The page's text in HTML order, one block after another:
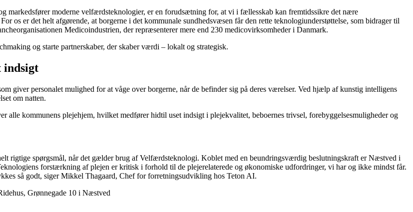
markedsfører moderne velfærdsteknologier, er en forudsætning for, at vi i fællesskab kan fremtidssikre det nære
os er det helt afgørende, at borgerne i det kommunale sundhedsvæsen får den rette teknologiunderstøttelse, som bidrager til
Medicoindustrien, der repræsenterer mere end 230 medicovirksomheder i Danmark.
og starte partnerskaber, der skaber værdi – lokalt og strategisk.
indsigt
giver personalet mulighed for at våge over borgerne, når de befinder sig på deres værelser. Ved hjælp af kunstig intelligens
om natten.
alle kommunens plejehjem, hvilket medfører hidtil uset indsigt i plejekvalitet, beboernes trivsel, forebyggelsesmuligheder og
rigtige spørgsmål, når det gælder brug af Velfærdsteknologi. Koblet med en beundringsværdig beslutningskraft er Næstved i
forstærkning af plejen er kritisk i forhold til de plejerelaterede og økonomiske udfordringer, vi har og ikke mindst får.
så godt, siger Mikkel Thagaard, Chef for forretningsudvikling hos Teton AI.
Grønnegade 10 i Næstved